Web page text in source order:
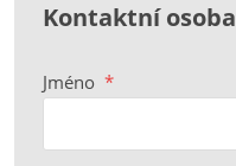
Kontaktní osoba
Jméno *